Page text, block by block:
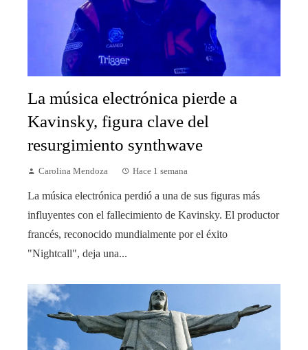
La música electrónica pierde a
Kavinsky, figura clave del
resurgimiento synthwave
Carolina Mendoza Hace 1 semana
La música electrónica perdió a una de sus figuras más
influyentes con el fallecimiento de Kavinsky. El productor
francés, reconocido mundialmente por el éxito
"Nightcall", deja una...